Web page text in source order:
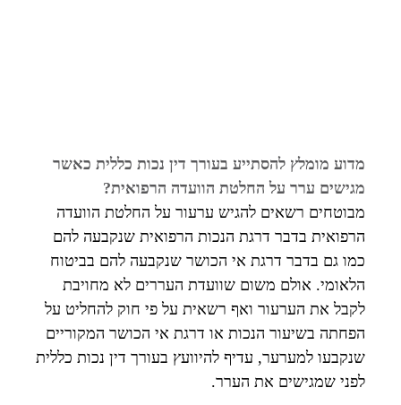
מדוע מומלץ להסתייע בעורך דין נכות כללית כאשר
מגישים ערר על החלטת הוועדה הרפואית?
מבוטחים רשאים להגיש ערעור על החלטת הוועדה
הרפואית בדבר דרגת הנכות הרפואית שנקבעה להם
כמו גם בדבר דרגת אי הכושר שנקבעה להם בביטוח
הלאומי. אולם משום שוועדת העררים לא מחויבת
לקבל את הערעור ואף רשאית על פי חוק להחליט על
הפחתה בשיעור הנכות או דרגת אי הכושר המקוריים
שנקבעו למערער, עדיף להיוועץ בעורך דין נכות כללית
לפני שמגישים את הערר.